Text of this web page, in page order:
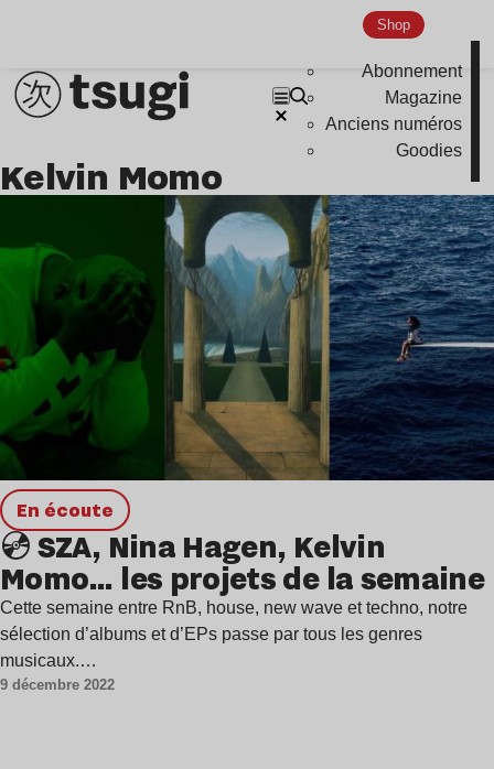
Shop
Abonnement
Magazine
Anciens numéros
Goodies
Kelvin Momo
en écoute
💿 SZA, Nina Hagen, Kelvin
Momo… les projets de la semaine
Cette semaine entre RnB, house, new wave et techno, notre
sélection d’albums et d’EPs passe par tous les genres
musicaux.…
9 décembre 2022